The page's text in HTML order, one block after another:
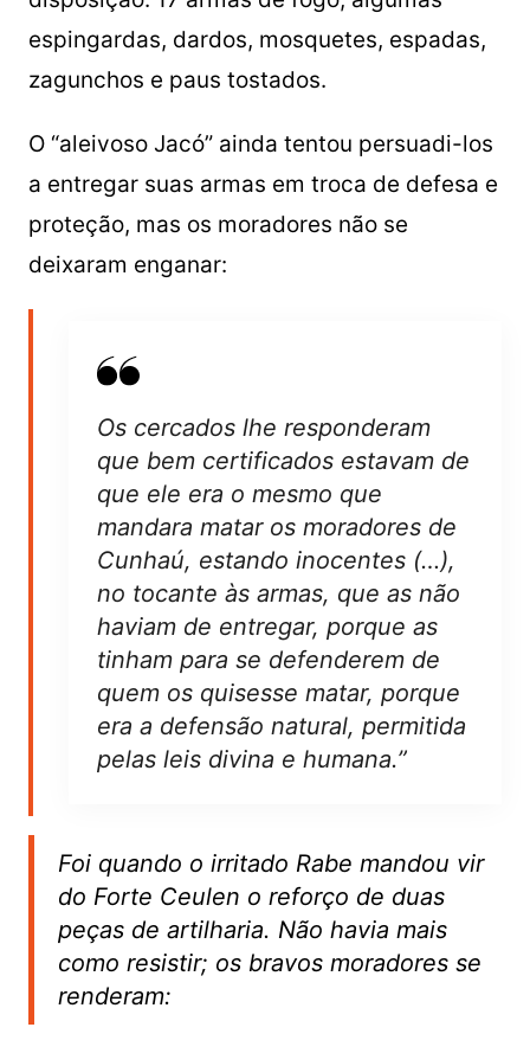
espingardas, dardos, mosquetes, espadas,
zagunchos e paus tostados.
O “aleivoso Jacó” ainda tentou persuadi-los
a entregar suas armas em troca de defesa e
proteção, mas os moradores não se
deixaram enganar:
Os cercados lhe responderam
que bem certificados estavam de
que ele era o mesmo que
mandara matar os moradores de
Cunhaú, estando inocentes (…),
no tocante às armas, que as não
haviam de entregar, porque as
tinham para se defenderem de
quem os quisesse matar, porque
era a defensão natural, permitida
pelas leis divina e humana.”
Foi quando o irritado Rabe mandou vir
do Forte Ceulen o reforço de duas
peças de artilharia. Não havia mais
como resistir; os bravos moradores se
renderam: